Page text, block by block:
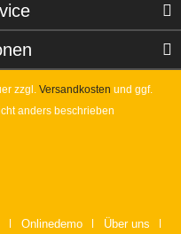
zzgl. Versandkosten und ggf.
anders beschrieben
Onlinedemo Über uns